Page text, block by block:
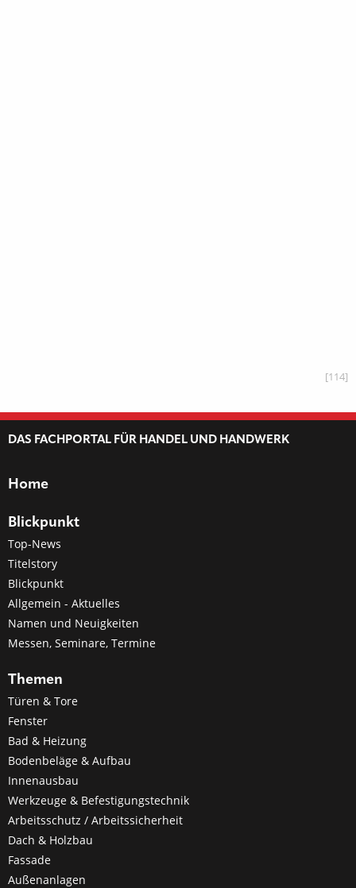
[114]
DAS FACHPORTAL FÜR HANDEL UND HANDWERK
Home
Blickpunkt
Top-News
Titelstory
Blickpunkt
Allgemein - Aktuelles
Namen und Neuigkeiten
Messen, Seminare, Termine
Themen
Türen & Tore
Fenster
Bad & Heizung
Bodenbeläge & Aufbau
Innenausbau
Werkzeuge & Befestigungstechnik
Arbeitsschutz / Arbeitssicherheit
Dach & Holzbau
Fassade
Außenanlagen